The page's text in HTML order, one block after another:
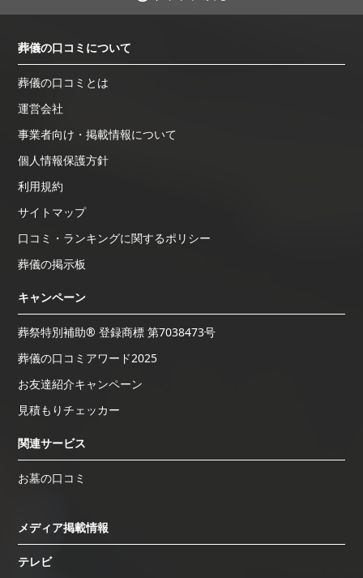
葬儀の口コミについて
葬儀の口コミとは
運営会社
事業者向け・掲載情報について
個人情報保護方針
利用規約
サイトマップ
口コミ・ランキングに関するポリシー
葬儀の掲示板
キャンペーン
葬祭特別補助® 登録商標 第7038473号
葬儀の口コミアワード2025
お友達紹介キャンペーン
見積もりチェッカー
関連サービス
お墓の口コミ
メディア掲載情報
テレビ